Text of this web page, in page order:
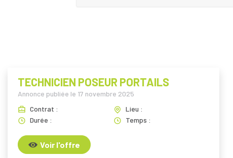
TECHNICIEN POSEUR PORTAILS
Annonce publiée le 17 novembre 2025
Contrat :
Lieu :
Durée :
Temps :
Voir l'offre